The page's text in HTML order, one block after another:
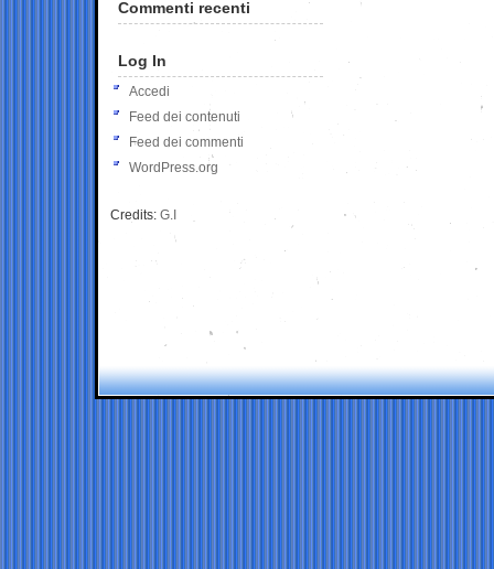
Commenti recenti
Log In
Accedi
Feed dei contenuti
Feed dei commenti
WordPress.org
Credits: G.I